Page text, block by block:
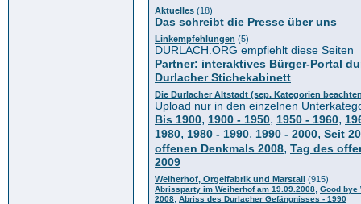
Aktuelles (18)
Das schreibt die Presse über uns
Linkempfehlungen (5)
DURLACH.ORG empfiehlt diese Seiten
Partner: interaktives Bürger-Portal
Durlacher Stichekabinett
Die Durlacher Altstadt (sep. Kategorien
Upload nur in den einzelnen
Bis 1900, 1900 - 1950, 1950 - 1960,
1980, 1980 - 1990, 1990 - 2000, Seit
offenen Denkmals 2008, Tag des
2009
Weiherhof, Orgelfabrik und Marstall (915)
Abrissparty im Weiherhof am 19.09.2008 Good bye
2008 Abriss des Durlacher Gefängnisses - 1990